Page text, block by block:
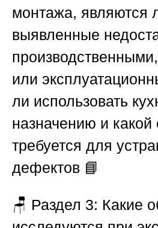
монтажа, являются
выявленные
или
ли использовать
назначению и
требуется для
дефектов 📘
🪑 Раздел 3: Какие